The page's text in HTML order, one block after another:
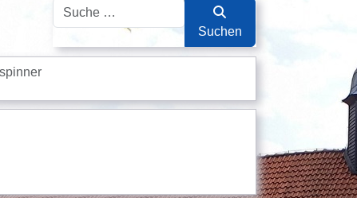
Suchen
Suchen